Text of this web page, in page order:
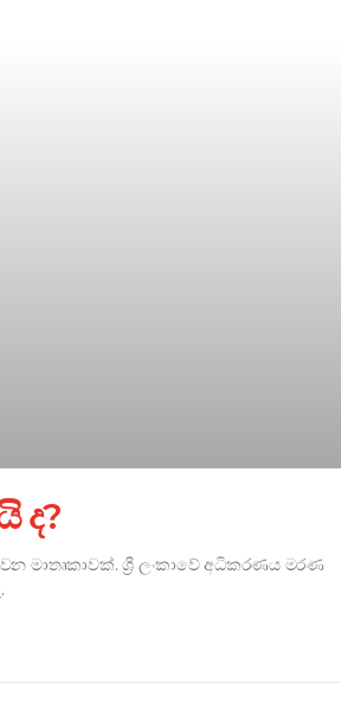
ද?
මාතෘකාවක්. ශ්‍රී ලංකාවේ අධිකරණය මරණ